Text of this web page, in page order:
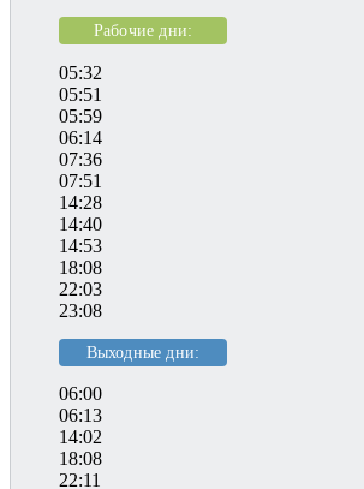
Рабочие дни:
05:32
05:51
05:59
06:14
07:36
07:51
14:28
14:40
14:53
18:08
22:03
23:08
Выходные дни:
06:00
06:13
14:02
18:08
22:11